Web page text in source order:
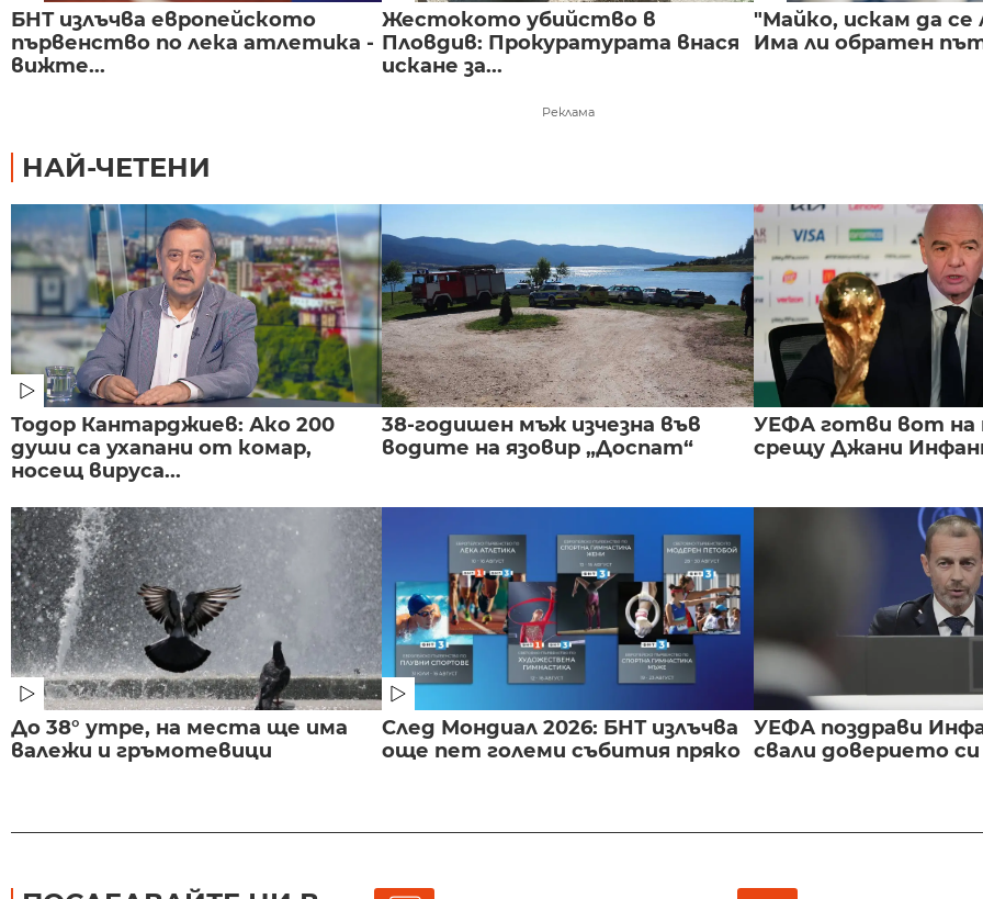
БНТ излъчва европейското
първенство по лека атлетика -
вижте...
Жестокото убийство в
Пловдив: Прокуратурата внася
искане за...
"Майко, искам да се
Има ли обратен
Реклама
НАЙ-ЧЕТЕНИ
Тодор Кантарджиев: Ако 200
души са ухапани от комар,
носещ вируса...
38-годишен мъж изчезна във
водите на язовир „Доспат“
УЕФА готви вот на
срещу Джани
До 38° утре, на места ще има
валежи и гръмотевици
След Мондиал 2026: БНТ излъчва
още пет големи събития пряко
УЕФА поздрави
свали доверието